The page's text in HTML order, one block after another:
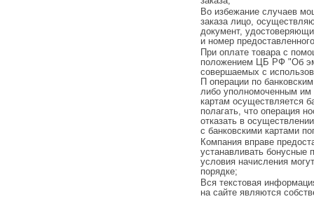
Во избежание случаев
заказа лицо,
документ,
и номер
При оплате товара с
положением ЦБ РФ "Об
совершаемых с
П операции по
либо уполномоченным им
картам осуществляется
полагать, что операция
отказать в
с банковскими картами
Компания вправе
устанавливать бонусные
условия начисления
порядке;
Вся текстовая
на сайте являются